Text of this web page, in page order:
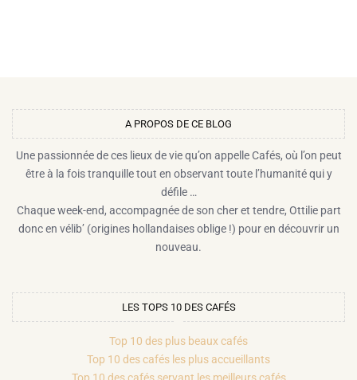
A PROPOS DE CE BLOG​
Une passionnée de ces lieux de vie qu’on appelle Cafés, où l’on peut
être à la fois tranquille tout en observant toute l’humanité qui y
défile …
Chaque week-end, accompagnée de son cher et tendre, Ottilie part
donc en vélib’ (origines hollandaises oblige !) pour en découvrir un
nouveau.
LES TOPS 10 DES CAFÉS
Top 10 des plus beaux cafés
Top 10 des cafés les plus accueillants